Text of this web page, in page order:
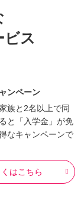
ビス
ンペーン
族と2名以上で同
と「入学金」が免
なキャンペーンで
はこちら